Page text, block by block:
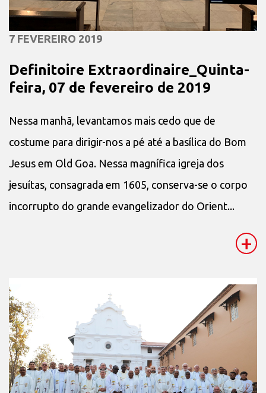
7 FEVEREIRO 2019
Definitoire Extraordinaire_Quinta-
feira, 07 de fevereiro de 2019
Nessa manhã, levantamos mais cedo que de
costume para dirigir-nos a pé até a basílica do Bom
Jesus em Old Goa. Nessa magnífica igreja dos
jesuítas, consagrada em 1605, conserva-se o corpo
incorrupto do grande evangelizador do Orient...
+